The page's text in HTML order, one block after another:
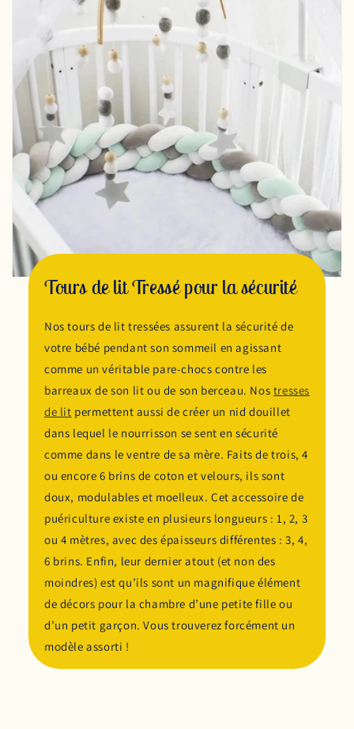
Tours de lit Tressé pour la sécurité
Nos tours de lit tressées assurent la sécurité de
votre bébé pendant son sommeil en agissant
comme un véritable pare-chocs contre les
barreaux de son lit ou de son berceau. Nos tresses
de lit permettent aussi de créer un nid douillet
dans lequel le nourrisson se sent en sécurité
comme dans le ventre de sa mère. Faits de trois, 4
ou encore 6 brins de coton et velours, ils sont
doux, modulables et moelleux. Cet accessoire de
puériculture existe en plusieurs longueurs : 1, 2, 3
ou 4 mètres, avec des épaisseurs différentes : 3, 4,
6 brins. Enfin, leur dernier atout (et non des
moindres) est qu’ils sont un magnifique élément
de décors pour la chambre d’une petite fille ou
d’un petit garçon. Vous trouverez forcément un
modèle assorti !